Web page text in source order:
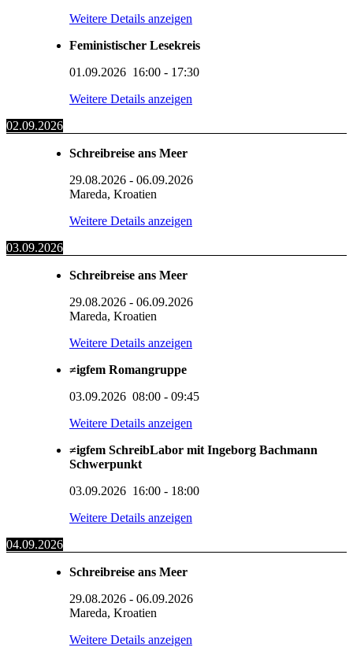
Weitere Details anzeigen
Feministischer Lesekreis
01.09.2026 16:00 - 17:30
Weitere Details anzeigen
02.09.2026
Schreibreise ans Meer
29.08.2026 - 06.09.2026
Mareda, Kroatien
Weitere Details anzeigen
03.09.2026
Schreibreise ans Meer
29.08.2026 - 06.09.2026
Mareda, Kroatien
Weitere Details anzeigen
≠igfem Romangruppe
03.09.2026 08:00 - 09:45
Weitere Details anzeigen
≠igfem SchreibLabor mit Ingeborg Bachmann
Schwerpunkt
03.09.2026 16:00 - 18:00
Weitere Details anzeigen
04.09.2026
Schreibreise ans Meer
29.08.2026 - 06.09.2026
Mareda, Kroatien
Weitere Details anzeigen